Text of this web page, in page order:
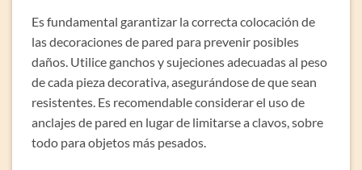
Es fundamental garantizar la correcta colocación de
las decoraciones de pared para prevenir posibles
daños. Utilice ganchos y sujeciones adecuadas al peso
de cada pieza decorativa, asegurándose de que sean
resistentes. Es recomendable considerar el uso de
anclajes de pared en lugar de limitarse a clavos, sobre
todo para objetos más pesados.